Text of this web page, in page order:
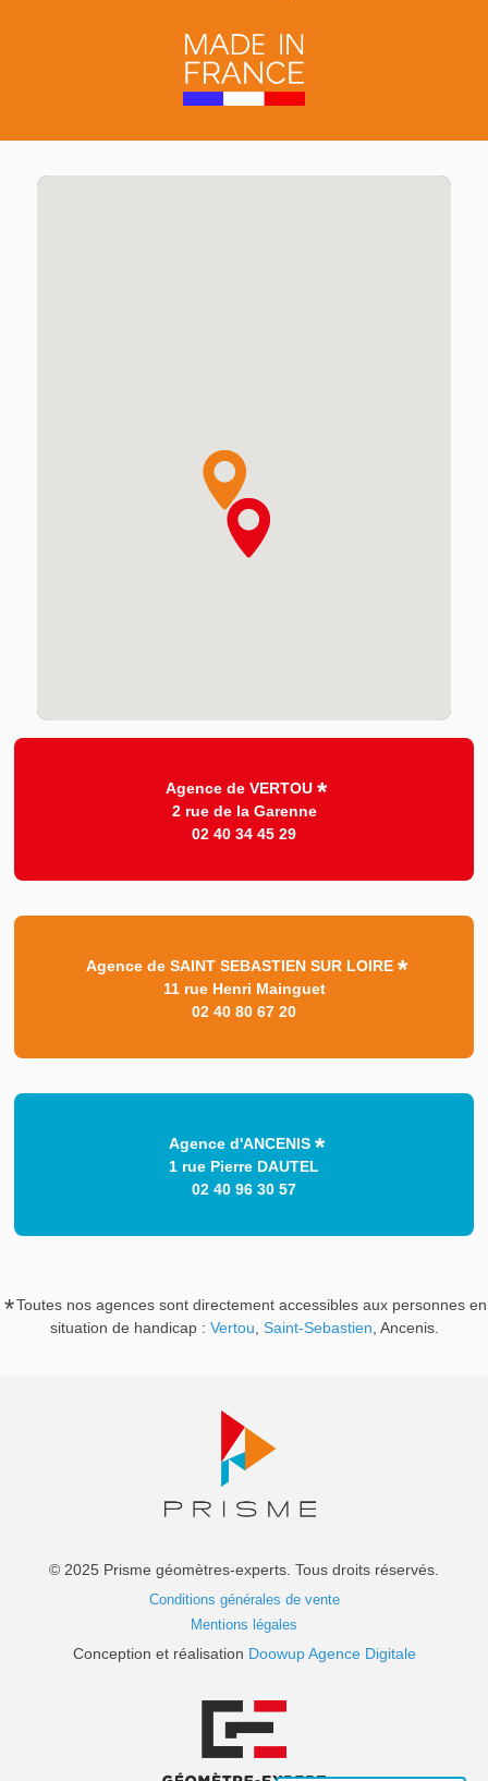
Agence de VERTOU
2 rue de la Garenne
02 40 34 45 29
Agence de SAINT SEBASTIEN SUR LOIRE
11 rue Henri Mainguet
02 40 80 67 20
Agence d'ANCENIS
1 rue Pierre DAUTEL
02 40 96 30 57
Toutes nos agences sont directement accessibles aux personnes en
situation de handicap : Vertou Saint-Sebastien , Ancenis.
© 2025 Prisme géomètres-experts. Tous droits réservés.
Conditions générales de vente
Mentions légales
Conception et réalisation Doowup Agence Digitale